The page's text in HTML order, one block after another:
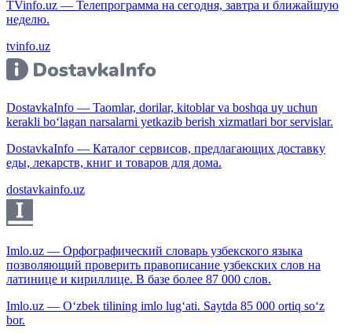
TVinfo.uz — Телепрограмма на сегодня, завтра и ближайшую
неделю.
tvinfo.uz
DostavkaInfo — Taomlar, dorilar, kitoblar va boshqa uy uchun
kerakli bo‘lagan narsalarni yetkazib berish xizmatlari bor servislar.
DostavkaInfo — Каталог сервисов, предлагающих доставку
еды, лекарств, книг и товаров для дома.
dostavkainfo.uz
Imlo.uz — Орфографический словарь узбекского языка
позволяющий проверить правописание узбекских слов на
латинице и кириллице. В базе более 87 000 слов.
Imlo.uz — O‘zbek tilining imlo lug‘ati. Saytda 85 000 ortiq so‘z
bor.